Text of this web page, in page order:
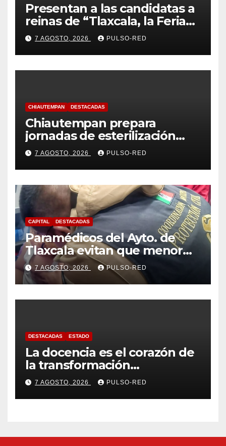
Presentan a las candidatas a
reinas de “Tlaxcala, la Feria
de Ferias 2026: La Flor
Tlaxcalteca”
7 AGOSTO, 2026 PULSO-RED
CHIAUTEMPAN DESTACADAS
Chiautempan prepara
jornadas de esterilización
para perros y gatos
7 AGOSTO, 2026 PULSO-RED
CAPITAL DESTACADAS
Paramédicos del Ayto. de
Tlaxcala evitan que menor
sufra complicaciones por
hipotermia tras caer en una
cisterna
7 AGOSTO, 2026 PULSO-RED
DESTACADAS ESTADO
La docencia es el corazón de
la transformación
universitaria: Rector de la
UATx
7 AGOSTO, 2026 PULSO-RED